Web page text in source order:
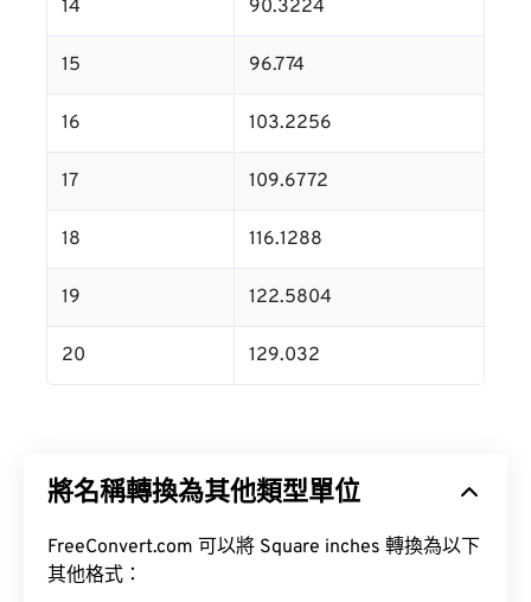
14 90.3224
15 96.774
16 103.2256
17 109.6772
18 116.1288
19 122.5804
20 129.032
將名稱轉換為其他類型單位
FreeConvert.com 可以將 Square inches 轉換為以下
其他格式：